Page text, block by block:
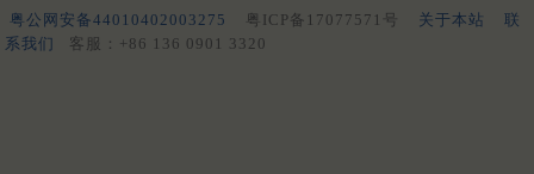
粤公网安备44010402003275 粤ICP备17077571号 关于本站
联
系我们
客服：+86 136 0901 3320